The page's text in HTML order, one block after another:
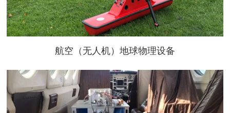
航空（无人机）地球物理设备